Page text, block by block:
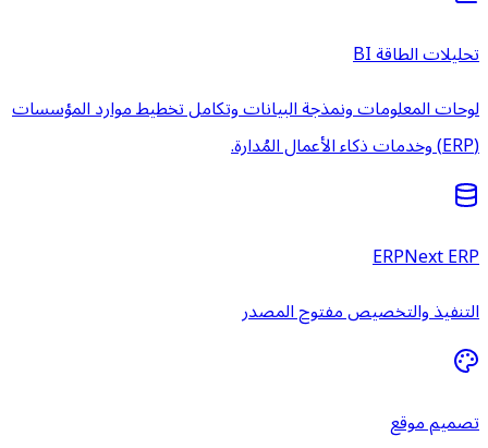
تحليلات الطاقة BI
لوحات المعلومات ونمذجة البيانات وتكامل تخطيط موارد المؤسسات
(ERP) وخدمات ذكاء الأعمال المُدارة.
ERPNext ERP
التنفيذ والتخصيص مفتوح المصدر
تصميم موقع